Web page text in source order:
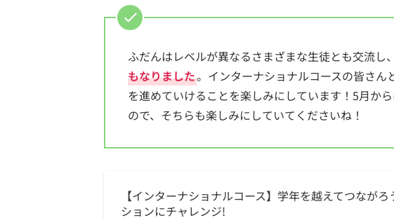
ふだんはレベルが異なるさまざまな生徒とも交流し、
もなりました。インターナショナルコースの皆さん
を進めていけることを楽しみにしています！5月か
ので、そちらも楽しみにしていてくださいね！
【インターナショナルコース】学年を越えてつなが
ションにチャレンジ!